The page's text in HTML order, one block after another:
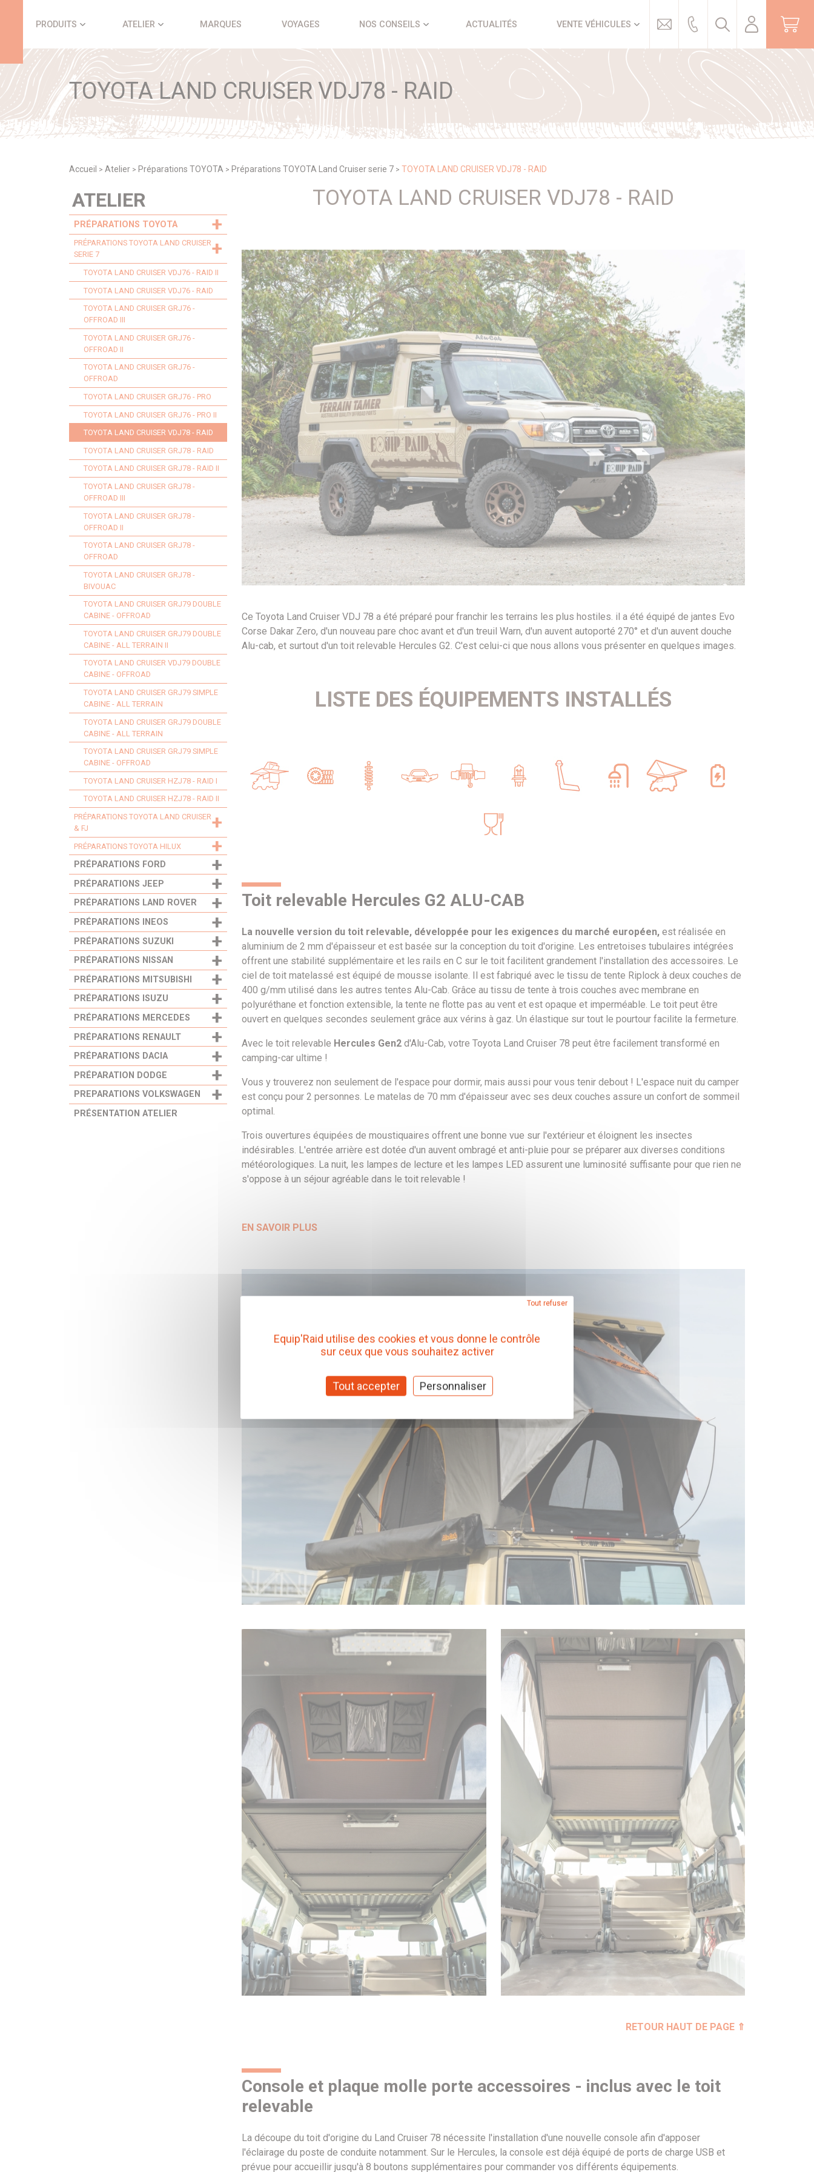
PRODUITS ATELIER MARQUES VOYAGES NOS CONSEILS ACTUALITÉS VENTE VÉHICULES
TOYOTA LAND CRUISER VDJ78 - RAID
Accueil > Atelier > Préparations TOYOTA > Préparations TOYOTA Land Cruiser serie 7 > TOYOTA LAND CRUISER VDJ78 - RAID
ATELIER
PRÉPARATIONS TOYOTA +
PRÉPARATIONS TOYOTA LAND CRUISER
SERIE 7
+
TOYOTA LAND CRUISER VDJ76 - RAID II
TOYOTA LAND CRUISER VDJ76 - RAID
TOYOTA LAND CRUISER GRJ76 -
OFFROAD III
TOYOTA LAND CRUISER GRJ76 -
OFFROAD II
TOYOTA LAND CRUISER GRJ76 -
OFFROAD
TOYOTA LAND CRUISER GRJ76 - PRO
TOYOTA LAND CRUISER GRJ76 - PRO II
TOYOTA LAND CRUISER VDJ78 - RAID
TOYOTA LAND CRUISER GRJ78 - RAID
TOYOTA LAND CRUISER GRJ78 - RAID II
TOYOTA LAND CRUISER GRJ78 -
OFFROAD III
TOYOTA LAND CRUISER GRJ78 -
OFFROAD II
TOYOTA LAND CRUISER GRJ78 -
OFFROAD
TOYOTA LAND CRUISER GRJ78 -
BIVOUAC
TOYOTA LAND CRUISER GRJ79 DOUBLE
CABINE - OFFROAD
TOYOTA LAND CRUISER GRJ79 DOUBLE
CABINE - ALL TERRAIN II
TOYOTA LAND CRUISER VDJ79 DOUBLE
CABINE - OFFROAD
TOYOTA LAND CRUISER GRJ79 SIMPLE
CABINE - ALL TERRAIN
TOYOTA LAND CRUISER GRJ79 DOUBLE
CABINE - ALL TERRAIN
TOYOTA LAND CRUISER GRJ79 SIMPLE
CABINE - OFFROAD
TOYOTA LAND CRUISER HZJ78 - RAID I
TOYOTA LAND CRUISER HZJ78 - RAID II
PRÉPARATIONS TOYOTA LAND CRUISER
& FJ
+
PRÉPARATIONS TOYOTA HILUX +
PRÉPARATIONS FORD +
PRÉPARATIONS JEEP +
PRÉPARATIONS LAND ROVER +
PRÉPARATIONS INEOS +
PRÉPARATIONS SUZUKI +
PRÉPARATIONS NISSAN +
PRÉPARATIONS MITSUBISHI +
PRÉPARATIONS ISUZU +
PRÉPARATIONS MERCEDES +
PRÉPARATIONS RENAULT +
PRÉPARATIONS DACIA +
PRÉPARATION DODGE +
PREPARATIONS VOLKSWAGEN +
PRÉSENTATION ATELIER
TOYOTA LAND CRUISER VDJ78 - RAID
Ce Toyota Land Cruiser VDJ 78 a été préparé pour franchir les terrains les plus hostiles. il a été équipé de jantes Evo
Corse Dakar Zero, d'un nouveau pare choc avant et d'un treuil Warn, d'un auvent autoporté 270° et d'un auvent douche
Alu-cab, et surtout d'un toit relevable Hercules G2. C'est celui-ci que nous allons vous présenter en quelques images.
LISTE DES ÉQUIPEMENTS INSTALLÉS
Toit relevable Hercules G2 ALU-CAB
La nouvelle version du toit relevable, développée pour les exigences du marché européen, est réalisée en
aluminium de 2 mm d'épaisseur et est basée sur la conception du toit d'origine. Les entretoises tubulaires intégrées
offrent une stabilité supplémentaire et les rails en C sur le toit facilitent grandement l'installation des accessoires. Le
ciel de toit matelassé est équipé de mousse isolante. Il est fabriqué avec le tissu de tente Riplock à deux couches de
400 g/mm utilisé dans les autres tentes Alu-Cab. Grâce au tissu de tente à trois couches avec membrane en
polyuréthane et fonction extensible, la tente ne flotte pas au vent et est opaque et imperméable. Le toit peut être
ouvert en quelques secondes seulement grâce aux vérins à gaz. Un élastique sur tout le pourtour facilite la fermeture.
Avec le toit relevable Hercules Gen2 d'Alu-Cab, votre Toyota Land Cruiser 78 peut être facilement transformé en
camping-car ultime !
Vous y trouverez non seulement de l'espace pour dormir, mais aussi pour vous tenir debout ! L'espace nuit du camper
est conçu pour 2 personnes. Le matelas de 70 mm d'épaisseur avec ses deux couches assure un confort de sommeil
optimal.
Trois ouvertures équipées de moustiquaires offrent une bonne vue sur l'extérieur et éloignent les insectes
indésirables. L'entrée arrière est dotée d'un auvent ombragé et anti-pluie pour se préparer aux diverses conditions
météorologiques. La nuit, les lampes de lecture et les lampes LED assurent une luminosité suffisante pour que rien ne
s'oppose à un séjour agréable dans le toit relevable !
EN SAVOIR PLUS
RETOUR HAUT DE PAGE ⇑
Console et plaque molle porte accessoires - inclus avec le toit
relevable
La découpe du toit d'origine du Land Cruiser 78 nécessite l'installation d'une nouvelle console afin d'apposer
l'éclairage du poste de conduite notamment. Sur le Hercules, la console est déjà équipé de ports de charge USB et
prévue pour accueillir jusqu'à 8 boutons supplémentaires pour commander vos différents équipements.
Equip'Raid utilise des cookies et vous donne le contrôle
sur ceux que vous souhaitez activer
Tout accepter
Tout refuser
Personnaliser